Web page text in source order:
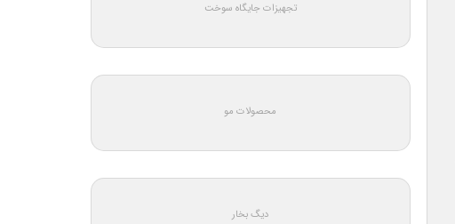
تجهیزات جایگاه سوخت
محصولات مو
دیگ بخار